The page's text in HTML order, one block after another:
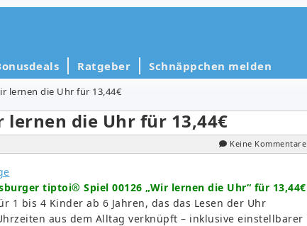
Ratgeber Schnäppchen melden
lernen die Uhr für 13,44€
die Uhr für 13,44€
Keine Kommentare
tiptoi® Spiel 00126 „Wir lernen die Uhr“ für 13,44€
1 bis 4 Kinder ab 6 Jahren, das das Lesen der Uhr
aus dem Alltag verknüpft – inklusive einstellbarer